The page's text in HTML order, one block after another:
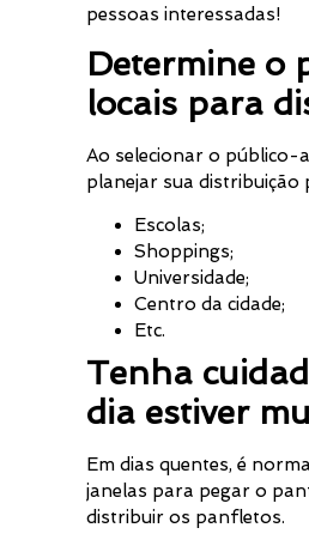
pessoas interessadas!
Determine o
locais para
Ao selecionar o público-
planejar sua distribuição
Escolas;
Shoppings;
Universidade;
Centro da cidade;
Etc.
Tenha
dia estiver
Em dias quentes, é
janelas para pegar o
distribuir os panfletos.